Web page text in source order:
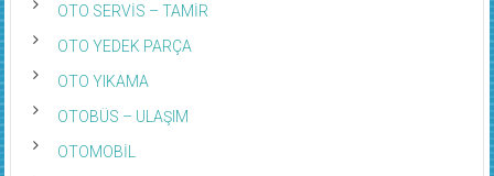
OTO SERVİS – TAMİR
OTO YEDEK PARÇA
OTO YIKAMA
OTOBÜS – ULAŞIM
OTOMOBİL